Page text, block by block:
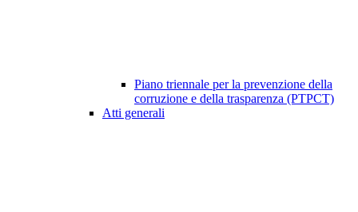
Piano triennale per la prevenzione della
corruzione e della trasparenza (PTPCT)
Atti generali